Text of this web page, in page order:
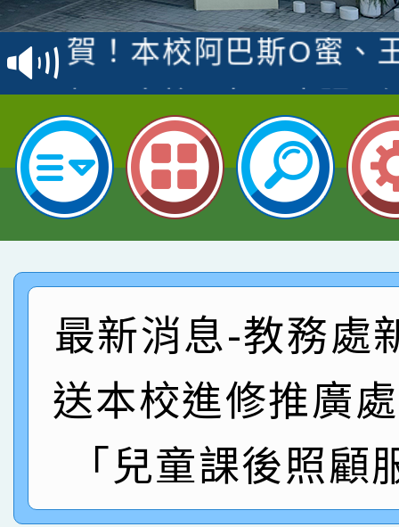
賽 洪綺君教師榮獲社
名
賀！本校阿巴斯O蜜、
倩參加桃園市科展 國
名 指導老師王老師、
賀！本校四年二班張O
園市英語競賽國小朗讀
指導老師林老師
賀！本校參加桃園市中
賽 劉文瑛教師榮獲教
臺灣台語-第二名
賀！本校參與2026世
市賽榮獲科學小創客佳
創客第三名。
賀！本校參加桃園市中
賽 洪綺君教師榮獲社
名
賀！本校阿巴斯O蜜、
倩參加桃園市科展 國
名 指導老師王老師、
賀！本校四年二班張O
園市英語競賽國小朗讀
指導老師林老師
賀！本校參加桃園市中
賽 劉文瑛教師榮獲教
臺灣台語-第二名
賀！本校參與2026世
最新消息-教務處
送本校進修推廣
「兒童課後照顧